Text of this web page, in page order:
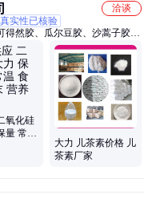
洽谈
真实性已核验
得然胶、瓜尔豆胶、沙蒿子胶、
丙烯酸钠、甲基纤维素、酪蛋白
食品级黄原胶
氧化硅
量 常温
大力 儿茶素价格 儿
茶素厂家